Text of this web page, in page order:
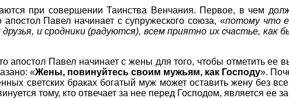
при совершении Таинства Венчания. Первое, в чем
апостол Павел начинает с супружеского союза, «потому что
друзья, и сродники (радуются), всем приятно их счастье,
апостол Павел начинает с жены для того, чтобы отметить
«Жены, повинуйтесь своим мужьям, как Господу».
светских браках богатый муж может оставить жену без
тому, кто отвечает за нее перед Господом, является